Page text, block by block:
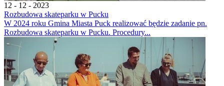
12 - 12 - 2023
Rozbudowa skateparku w Pucku
W 2024 roku Gmina Miasta Puck realizować będzie zadanie pn.
Rozbudowa skateparku w Pucku. Procedury...